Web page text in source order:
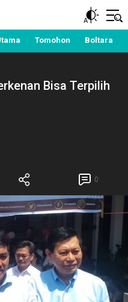
Kawanua, Politik,
dan Nasional
Tomohon Boltara
Bisa Terpilih
0